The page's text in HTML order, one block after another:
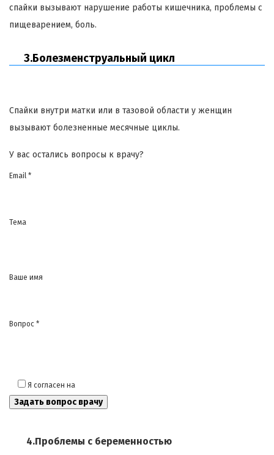
спайки вызывают нарушение работы кишечника, проблемы с
пищеварением, боль.
3.Болезменструальный цикл
Спайки внутри матки или в тазовой области у женщин
вызывают болезненные месячные циклы.
У вас остались вопросы к врачу?
Email *
Тема
Ваше имя
Вопрос *
Я согласен на
4.Проблемы с беременностью